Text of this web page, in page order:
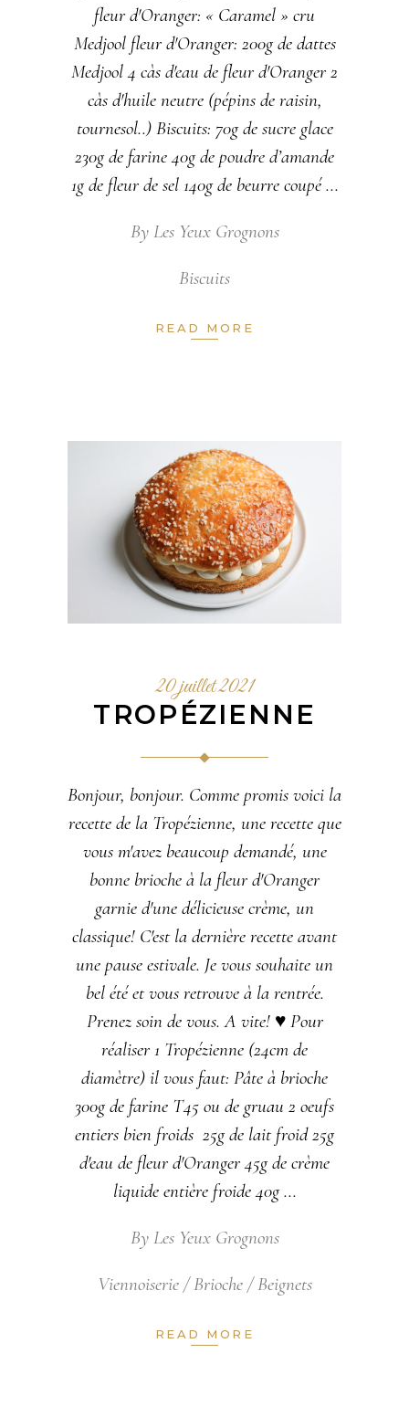
fleur d'Oranger: « Caramel » cru
Medjool fleur d'Oranger: 200g de dattes
Medjool 4 càs d'eau de fleur d'Oranger 2
càs d'huile neutre (pépins de raisin,
tournesol..) Biscuits: 70g de sucre glace
230g de farine 40g de poudre d’amande
1g de fleur de sel 140g de beurre coupé
By Les Yeux Grognons
Biscuits
READ MORE
20 juillet 2021
TROPÉZIENNE
Bonjour, bonjour. Comme promis voici la
recette de la Tropézienne, une recette que
vous m'avez beaucoup demandé, une
bonne brioche à la fleur d'Oranger
garnie d'une délicieuse crème, un
classique! C'est la dernière recette avant
une pause estivale. Je vous souhaite un
bel été et vous retrouve à la rentrée.
Prenez soin de vous. A vite! ♥ Pour
réaliser 1 Tropézienne (24cm de
diamètre) il vous faut: Pâte à brioche
300g de farine T45 ou de gruau 2 oeufs
entiers bien froids 25g de lait froid 25g
d'eau de fleur d'Oranger 45g de crème
liquide entière froide 40g
By Les Yeux Grognons
Viennoiserie / Brioche / Beignets
READ MORE